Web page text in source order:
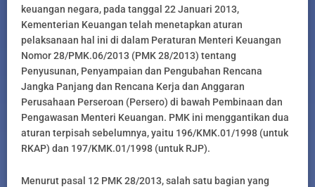
keuangan negara, pada tanggal 22 Januari 2013,
Kementerian Keuangan telah menetapkan aturan
pelaksanaan hal ini di dalam Peraturan Menteri Keuangan
Nomor 28/PMK.06/2013 (PMK 28/2013) tentang
Penyusunan, Penyampaian dan Pengubahan Rencana
Jangka Panjang dan Rencana Kerja dan Anggaran
Perusahaan Perseroan (Persero) di bawah Pembinaan dan
Pengawasan Menteri Keuangan. PMK ini menggantikan dua
aturan terpisah sebelumnya, yaitu 196/KMK.01/1998 (untuk
RKAP) dan 197/KMK.01/1998 (untuk RJP).
Menurut pasal 12 PMK 28/2013, salah satu bagian yang